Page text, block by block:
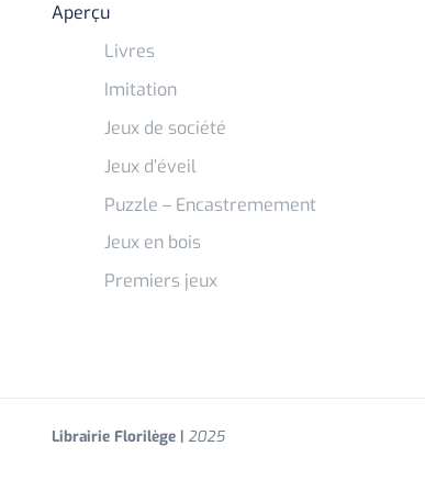
Aperçu
Livres
Imitation
Jeux de société
Jeux d’éveil
Puzzle – Encastremement
Jeux en bois
Premiers jeux
Librairie Florilège | 2025